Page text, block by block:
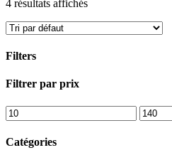
4 résultats affichés
Filters
Close
Filtrer par prix
Prix
min
Prix
max
Catégories